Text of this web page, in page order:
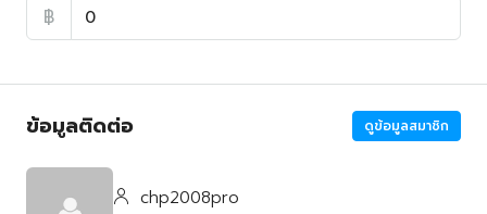
฿
ข้อมูลติดต่อ ดูข้อมูลสมาชิก
chp2008pro